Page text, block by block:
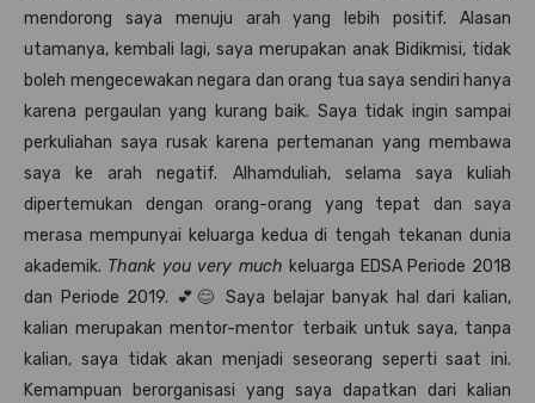
mendorong saya menuju arah yang lebih positif. Alasan
utamanya, kembali lagi, saya merupakan anak Bidikmisi, tidak
boleh mengecewakan negara dan orang tua saya sendiri hanya
karena pergaulan yang kurang baik. Saya tidak ingin sampai
perkuliahan saya rusak karena pertemanan yang membawa
saya ke arah negatif. Alhamduliah, selama saya kuliah
dipertemukan dengan orang-orang yang tepat dan saya
merasa mempunyai keluarga kedua di tengah tekanan dunia
akademik. Thank you very much keluarga EDSA Periode 2018
dan Periode 2019. 💕😊 Saya belajar banyak hal dari kalian,
kalian merupakan mentor-mentor terbaik untuk saya, tanpa
kalian, saya tidak akan menjadi seseorang seperti saat ini.
Kemampuan berorganisasi yang saya dapatkan dari kalian